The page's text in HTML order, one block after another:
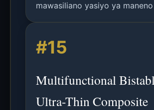
mawasiliano yasiyo ya
mazingira ya ushirikiano wa
na roboti.
#15
Multifunctional
Ultra-Thin Composite